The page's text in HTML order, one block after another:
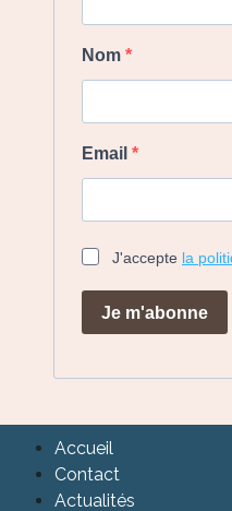
Nom
Email
J'accepte la
Je m'abonne
Accueil
Contact
Actualités